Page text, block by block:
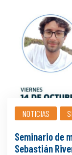
NOTICIAS
Seminario de
Sebastián